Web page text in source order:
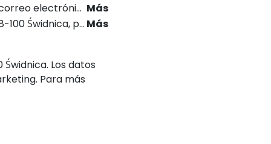
el Derecho de las Comunicaciones Electrónicas.
Más
a), del Reglamento General de Protección de Datos (RGPD). Más
Świdnica. Los datos
Para más